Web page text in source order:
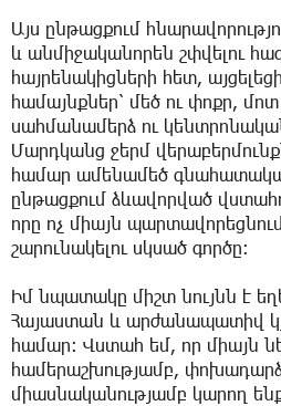
Այս ընթացքում
և անմիջականորեն շփվելու
հայրենակիցների հետ,
համայնքներ՝ մեծ ու փոքր,
սահմանամերձ ու
Մարդկանց ջերմ
համար ամենամեծ
ընթացքում ձևավորված
որը ոչ միայն
շարունակելու սկսած գործը։
Իմ նպատակը միշտ նույնն է
Հայաստան և արժանապատիվ
համար։ Վստահ եմ, որ միայն
համերաշխությամբ,
միասնականությամբ կարող